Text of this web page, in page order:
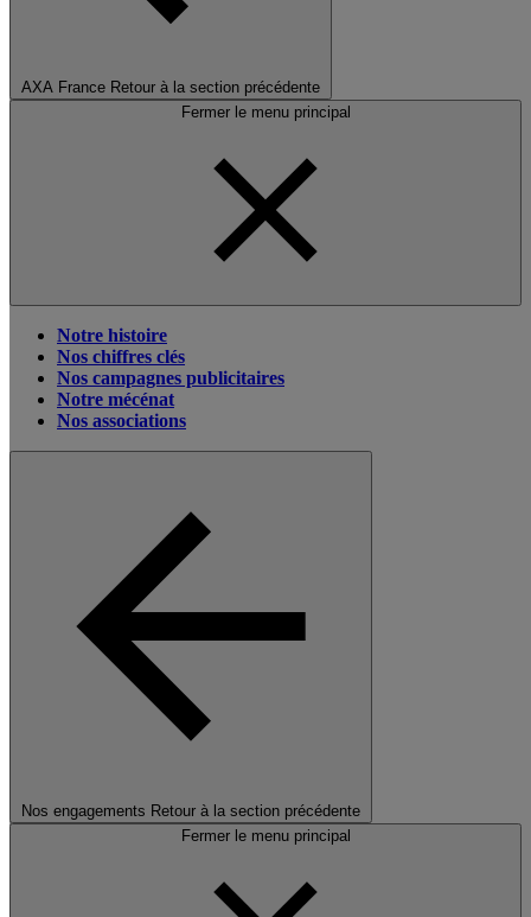
AXA France Retour à la section précédente
Fermer le menu principal
Notre histoire
Nos chiffres clés
Nos campagnes publicitaires
Notre mécénat
Nos associations
Nos engagements Retour à la section précédente
Fermer le menu principal